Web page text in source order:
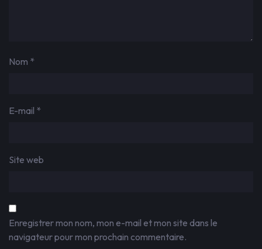
Nom *
E-mail *
Site web
Enregistrer mon nom, mon e-mail et mon site dans le
navigateur pour mon prochain commentaire.